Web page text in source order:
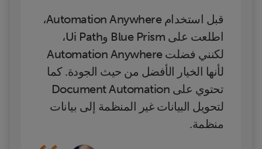
قبل استخدام Automation Anywhere،
اطلعت على Blue Prism وUi Path،
لكنني فضلت Automation Anywhere
لأنها الخيار الأفضل من حيث الجودة. كما
تحتوي على Document Automation
لتحويل البيانات غير المنظمة إلى بيانات
منظمة.